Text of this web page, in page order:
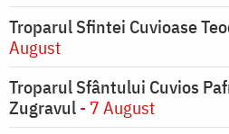
Troparul Sfintei Cuvioase
August
Troparul Sfântului Cuvios
Zugravul- 7 August